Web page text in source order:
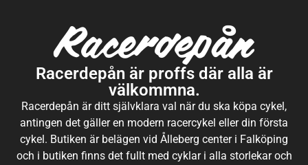
Racerdepån är proffs där alla är
välkommna.
Racerdepån är ditt självklara val när du ska köpa cykel,
antingen det gäller en modern racercykel eller din första
cykel. Butiken är belägen vid Ålleberg center i Falköping
och i butiken finns det fullt med cyklar i alla storlekar och